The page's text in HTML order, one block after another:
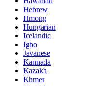
Hebrew
Hmong
Hungarian
Icelandic
Igbo
Javanese
Kannada
Kazakh
Khmer